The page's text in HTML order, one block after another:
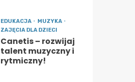
EDUKACJA
MUZYKA
ZAJĘCIA DLA DZIECI
Canetis – rozwijaj
talent muzyczny i
rytmiczny!